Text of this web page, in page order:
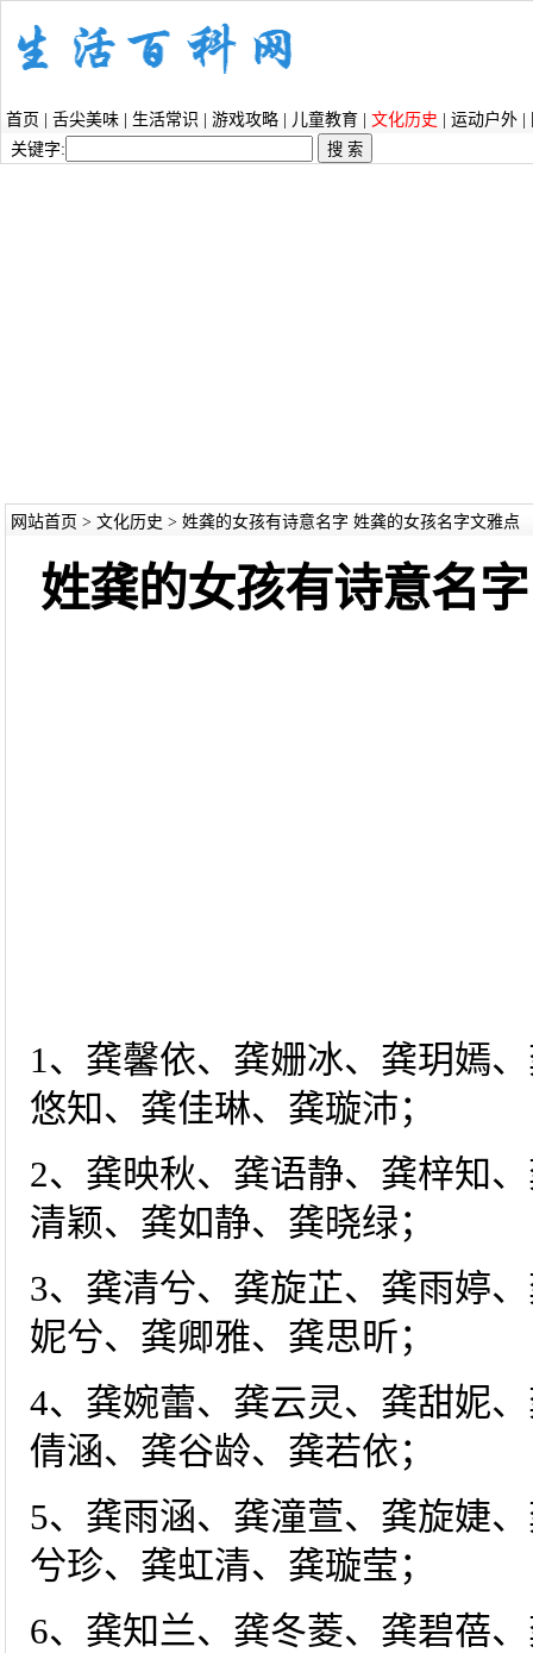
首页 舌尖美味 生活常识 游戏攻略 儿童教育 文化历史 运动户外
关键字:
网站首页 > 文化历史 > 姓龚的女孩有诗意名字 姓龚的女孩名字文雅点
姓龚的女孩有诗意名
1、龚馨依、龚姗冰、龚玥嫣
悠知、龚佳琳、龚璇沛；
2、龚映秋、龚语静、龚梓知
清颖、龚如静、龚晓绿；
3、龚清兮、龚旋芷、龚雨婷
妮兮、龚卿雅、龚思昕；
4、龚婉蕾、龚云灵、龚甜妮
倩涵、龚谷龄、龚若依；
5、龚雨涵、龚潼萱、龚旋婕
兮珍、龚虹清、龚璇莹；
6、龚知兰、龚冬菱、龚碧蓓